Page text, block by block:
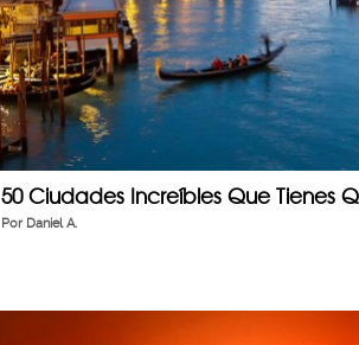
50 Ciudades Increíbles Que Tienes
Por Daniel A.